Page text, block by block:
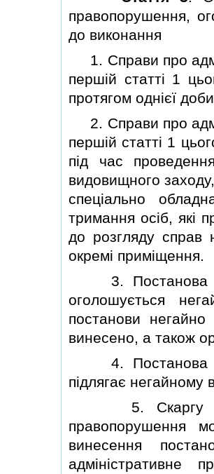
правопорушення,
до виконання
1. Справи про
першiй статтi 1
протягом однiєї
2. Справи про
першiй статтi 1
пiд час
видовищного
спецiально
тримання осiб, якi
до розгляду справ
окремi примiщення.
3. Постанова по
оголошується
постанови негайно
винесено, а також
4. Постанова по
пiдлягає негайному
5. Скаргу на
правопорушення
винесення
адмiнiстративне